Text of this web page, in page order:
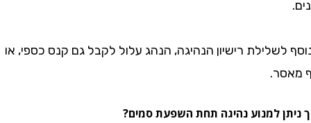
רישיון הנהיגה, הנהג עלול לקבל גם קנס כספי, או
למנוע נהיגה תחת השפעת סמים?